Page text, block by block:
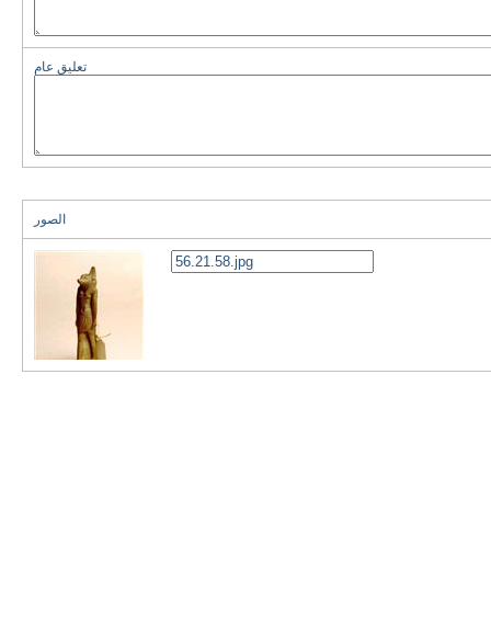
تعليق عام
الصور